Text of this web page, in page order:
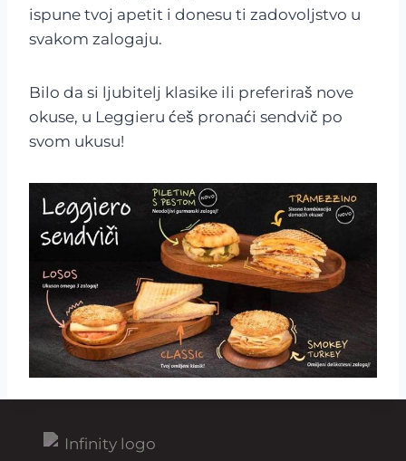
ispune tvoj apetit i donesu ti zadovoljstvo u
svakom zalogaju.
Bilo da si ljubitelj klasike ili preferiraš nove
okuse, u Leggieru ćeš pronaći sendvič po
svom ukusu!